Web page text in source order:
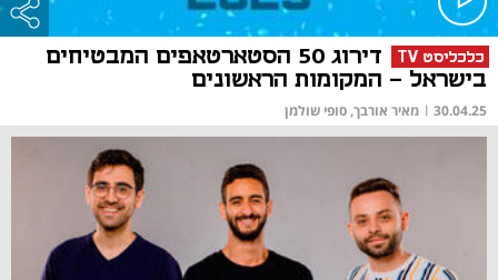
כלכליסט TV
דירוג 50 הסטארטאפים המבטיחים
בישראל - המקומות הראשונים
30.04.25
| מאיר אורבך, סופי שולמן